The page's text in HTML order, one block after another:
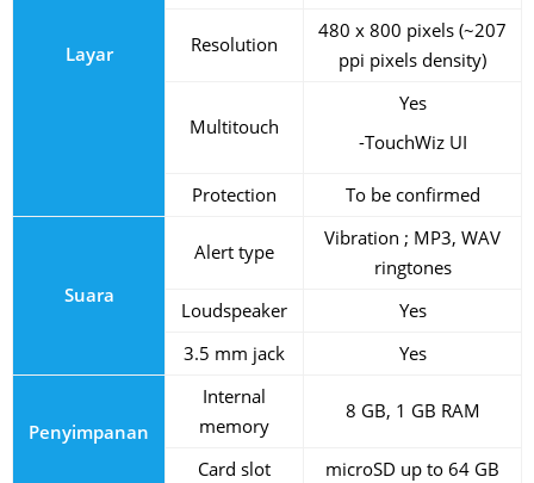
Layar Resolution
480 x 800 pixels (~207
ppi pixels density)
Multitouch
Yes
-TouchWiz UI
Protection To be confirmed
Suara
Alert type
Vibration ; MP3, WAV
ringtones
Loudspeaker
Yes
3.5 mm jack
Yes
Penyimpanan
Internal
memory
8 GB, 1 GB RAM
Card slot microSD up to 64 GB